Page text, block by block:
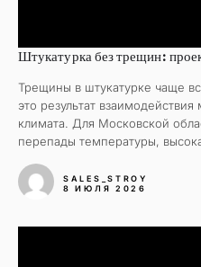
Штукатурка без трещин:
Трещины в штукатурке чаще
это результат
климата. Для Московской
перепады температуры,
SALES_STROY
8 ИЮЛЯ 2026